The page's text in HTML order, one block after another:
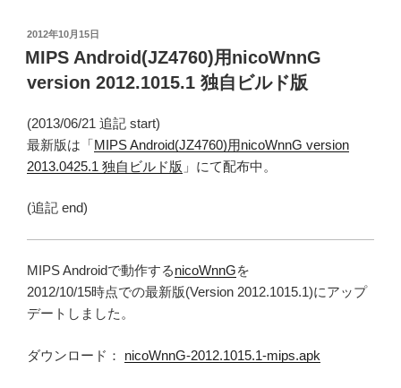
投
稿
日:
2012年10月15日
MIPS Android(JZ4760)用nicoWnnG
version 2012.1015.1 独自ビルド版
(2013/06/21 追記 start)
最新版は「MIPS Android(JZ4760)用nicoWnnG version
2013.0425.1 独自ビルド版 」にて配布中。
(追記 end)
MIPS Androidで動作するnicoWnnGを
2012/10/15時点での最新版(Version 2012.1015.1)にアップ
デートしました。
ダウンロード： nicoWnnG-2012.1015.1-mips.apk